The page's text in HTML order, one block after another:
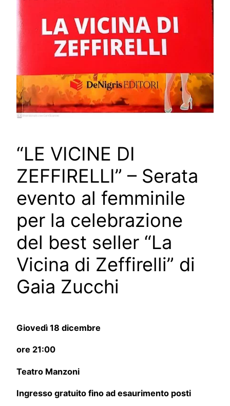
“LE VICINE DI
ZEFFIRELLI” – Serata
evento al femminile
per la celebrazione
del best seller “La
Vicina di Zeffirelli” di
Gaia Zucchi
Giovedì 18 dicembre
ore 21:00
Teatro Manzoni
Ingresso gratuito fino ad esaurimento posti